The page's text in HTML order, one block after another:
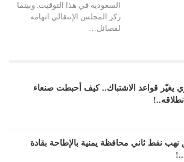
السعودية في هذا التوقيت. وبينما
ركز المجلس الإنتقالي اتهامه
لفصائل…
يغيّر قواعد الاشتباك.. كيف أحبطت صنعاء
نفط ثاني محافظة يمنية بالإطاحة بقادة